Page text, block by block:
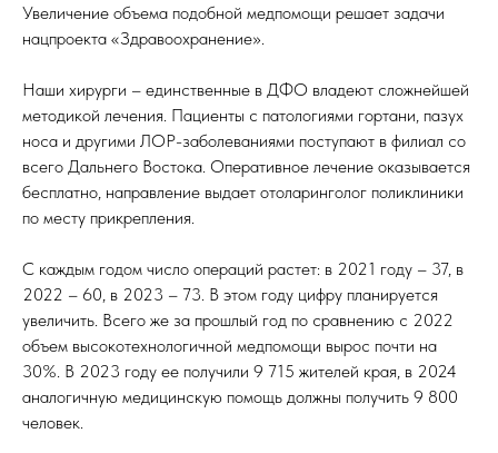
Увеличение объема подобной медпомощи решает задачи
нацпроекта «Здравоохранение».
Наши хирурги – единственные в ДФО владеют сложнейшей
методикой лечения. Пациенты с патологиями гортани, пазух
носа и другими ЛОР-заболеваниями поступают в филиал со
всего Дальнего Востока. Оперативное лечение оказывается
бесплатно, направление выдает отоларинголог поликлиники
по месту прикрепления.
С каждым годом число операций растет: в 2021 году – 37, в
2022 – 60, в 2023 – 73. В этом году цифру планируется
увеличить. Всего же за прошлый год по сравнению с 2022
объем высокотехнологичной медпомощи вырос почти на
30%. В 2023 году ее получили 9 715 жителей края, в 2024
аналогичную медицинскую помощь должны получить 9 800
человек.
Консультативно-диагностическое отделение
Лаборатория
ОБ УЧРЕЖДЕНИИ
Лицензии
Вакансии
Нормативные Документы
О Наших Специалистах
Служба здоровья
Детская поликлиника